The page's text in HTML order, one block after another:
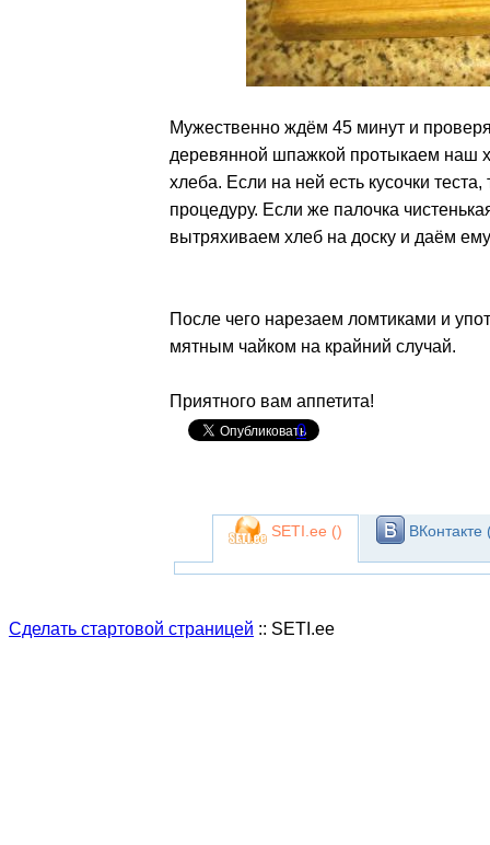
Мужественно ждём 45 минут и
деревянной шпажкой протыкаем наш
хлеба. Если на ней есть кусочки
процедуру. Если же палочка
вытряхиваем хлеб на доску и даём
После чего нарезаем ломтиками и
мятным чайком на крайний случай.
Приятного вам аппетита!
0
SETI.ee () ВКонтакте
Сделать стартовой страницей :: SETI.ee